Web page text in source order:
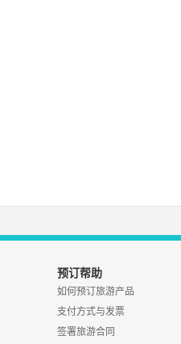
预订帮助
如何预订旅游产品
支付方式与发票
签署旅游合同